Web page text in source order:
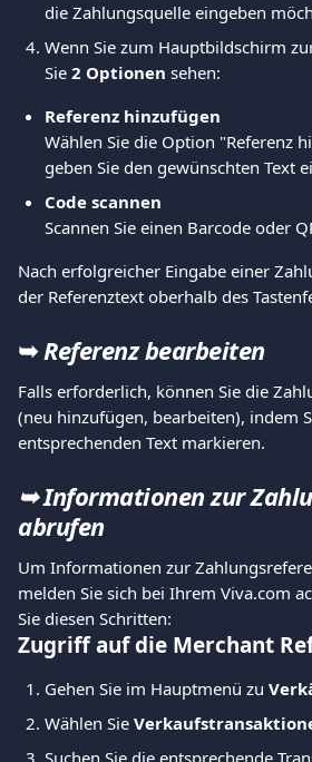
die Zahlungsquelle eingeben
Wenn Sie zum Hauptbildschirm
Sie 2 Optionen sehen:
Referenz hinzufügen
Wählen Sie die Option "Referenz
geben Sie den gewünschten Text
Code scannen
Scannen Sie einen Barcode oder
Nach erfolgreicher Eingabe einer
der Referenztext oberhalb des
➥Referenz bearbeiten
Falls erforderlich, können Sie die
(neu hinzufügen, bearbeiten), indem
entsprechenden Text markieren.
➥ Informationen zur
abrufen
Um Informationen zur
melden Sie sich bei Ihrem Viva.com
Sie diesen Schritten:
Zugriff auf die Merchant
Gehen Sie im Hauptmenü zu
Wählen Sie
Suchen Sie die entsprechende